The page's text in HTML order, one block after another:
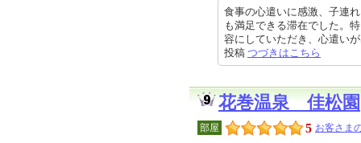
食事の心遣いに感激、子連
も満足できる滞在でした。
容にしていただき、心遣い
投稿 つづきはこちら
花巻温泉 佳松園
部屋 5 お客さま